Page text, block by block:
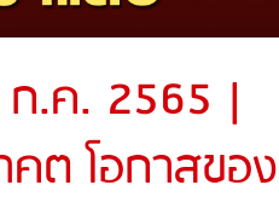
ก.ค. 2565 |
ต โอกาสของ